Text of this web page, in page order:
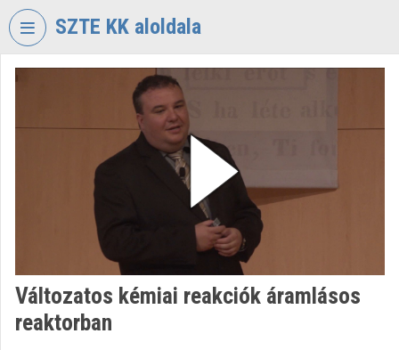
Skip header
SZTE KK aloldala
TORIUM
UNIVERSITY
KLEBELSBERG
Organization home
Organization discovery
Változatos kémiai reakciók áramlásos
reaktorban